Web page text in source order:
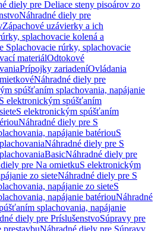
diely pre Deliace steny pisoárov zo
Náhradné diely pre
Zápachové uzávierky a ich
splachovacie kolená a
Splachovacie rúrky, splachovacie
materiálOdtokové
Prípojky zariadeníOvládania
Náhradné diely pre
spúšťaním splachovania, napájanie
elektronickým spúšťaním
S elektronickým spúšťaním
Náhradné diely pre S
napájanie batériouS
Náhradné diely pre S
BasicNáhradné diely pre
pre Na omietkuS elektronickým
zo sieteNáhradné diely pre S
napájanie zo sieteS
napájanie batériouNáhradné
splachovania, napájanie
diely pre PríslušenstvoSúpravy pre
prestavbuNáhradné diely pre Súpravy